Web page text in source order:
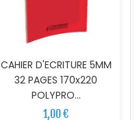
CAHIER D'ECRITURE 5MM
32 PAGES 170x220
POLYPRO...
1,00 €